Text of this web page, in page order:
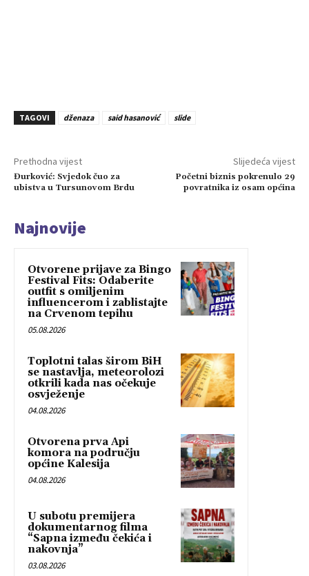
TAGOVI dženaza said hasanović slide
Prethodna vijest
Đurković: Svjedok čuo za
ubistva u Tursunovom Brdu
Slijedeća vijest
Početni biznis pokrenulo 29
povratnika iz osam općina
Najnovije
Otvorene prijave za Bingo
Festival Fits: Odaberite
outfit s omiljenim
influencerom i zablistajte
na Crvenom tepihu
05.08.2026
Toplotni talas širom BiH
se nastavlja, meteorolozi
otkrili kada nas očekuje
osvježenje
04.08.2026
Otvorena prva Api
komora na području
općine Kalesija
04.08.2026
U subotu premijera
dokumentarnog filma
“Sapna između čekića i
nakovnja”
03.08.2026